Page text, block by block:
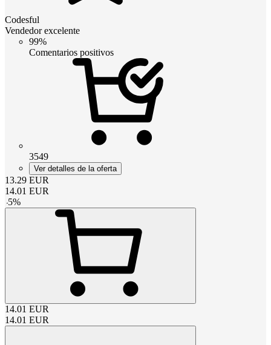
Codesful
Vendedor excelente
99%
Comentarios positivos
3549
Ver detalles de la oferta
13.29 EUR
14.01 EUR
-5%
14.01 EUR
14.01 EUR